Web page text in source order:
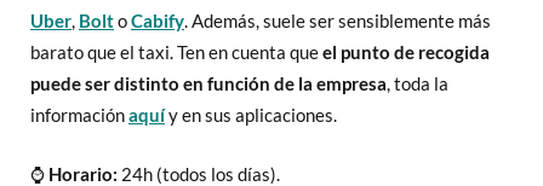
Uber, BoltoCabify. Además, suele ser sensiblemente más
barato que el taxi. Ten en cuenta queel punto de recogida
puede ser distinto en función de la empresa, toda la
informaciónaquíy en sus aplicaciones.
⌚ Horario: 24h (todos los días).